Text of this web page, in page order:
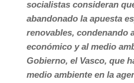
e
b
o
o
k
t
t
e
r
k
e
d
I
n
t
s
A
p
p
t
e
r
e
s
t
socialistas consideran
abandonado la apuesta
renovables, condenando
económico y al medio
Gobierno, el Vasco, que
medio ambiente en la